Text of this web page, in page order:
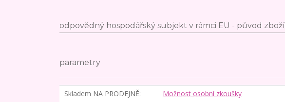
odpovědný hospodářský subjekt v rámci EU - původ zboží
parametry
Skladem NA PRODEJNĚ
Možnost osobní zkoušky